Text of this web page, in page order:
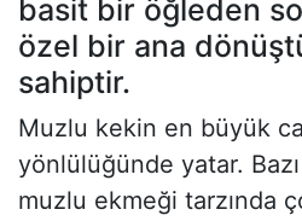
basit bir öğleden
özel bir ana
sahiptir.
Muzlu kekin en büyük
yönlülüğünde yatar.
muzlu ekmeği tarzında